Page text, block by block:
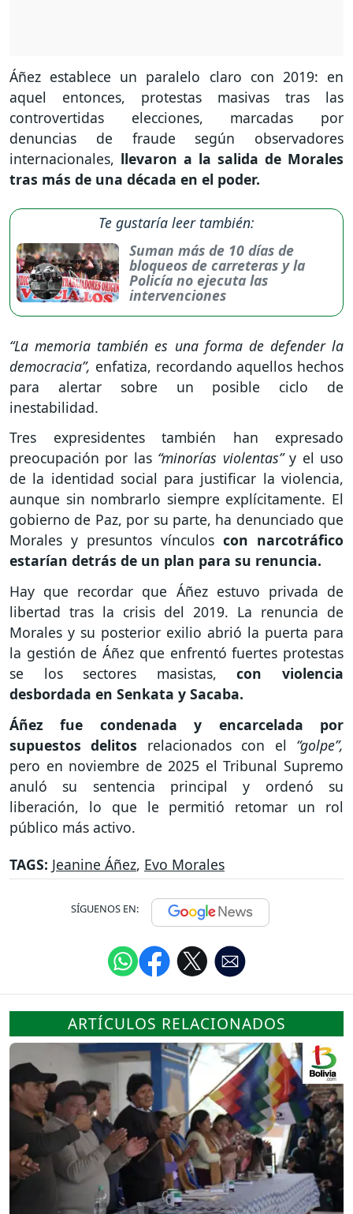
Áñez establece un paralelo claro con 2019: en
aquel entonces, protestas masivas tras las
controvertidas elecciones, marcadas por
denuncias de fraude según observadores
internacionales, llevaron a la salida de Morales
tras más de una década en el poder.
Te gustaría leer también:
Suman más de 10 días de
bloqueos de carreteras y la
Policía no ejecuta las
intervenciones
“La memoria también es una forma de defender la
democracia”, enfatiza, recordando aquellos hechos
para alertar sobre un posible ciclo de
inestabilidad.
Tres expresidentes también han expresado
preocupación por las “minorías violentas”y el uso
de la identidad social para justificar la violencia,
aunque sin nombrarlo siempre explícitamente. El
gobierno de Paz, por su parte, ha denunciado que
Morales y presuntos vínculos con narcotráfico
estarían detrás de un plan para su renuncia.
Hay que recordar que Áñez estuvo privada de
libertad tras la crisis del 2019. La renuncia de
Morales y su posterior exilio abrió la puerta para
la gestión de Áñez que enfrentó fuertes protestas
se los sectores masistas,con violencia
desbordada en Senkata y Sacaba.
Áñez fue condenada y encarcelada por
supuestos delitos relacionados con el “golpe”,
pero en noviembre de 2025 el Tribunal Supremo
anuló su sentencia principal y ordenó su
liberación, lo que le permitió retomar un rol
público más activo.
TAGS: Jeanine Áñez, Evo Morales
SÍGUENOS EN:
ARTÍCULOS RELACIONADOS